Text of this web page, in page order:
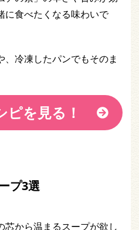
に食べたくなる味わいで
冷凍したパンでもそのま
ピを見る！
プ3選
から温まるスープが欲し